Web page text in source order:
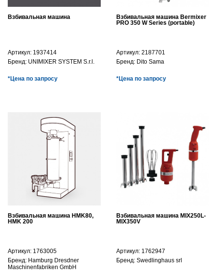
Взбивальная машина
Артикул: 1937414
Бренд: UNIMIXER SYSTEM S.r.l.
*Цена по запросу
Взбивальная машина Bermixer
PRO 350 W Series (portable)
Артикул: 2187701
Бренд: Dito Sama
*Цена по запросу
Взбивальная машина HMK80,
HMK 200
Артикул: 1763005
Бренд: Hamburg Dresdner
Maschinenfabriken GmbH
Взбивальная машина MIX250L-
MIX350V
Артикул: 1762947
Бренд: Swedlinghaus srl